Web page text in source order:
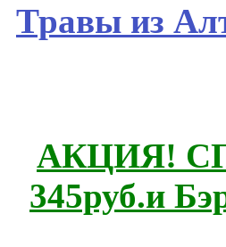
Травы из
АКЦИЯ!
345руб.и